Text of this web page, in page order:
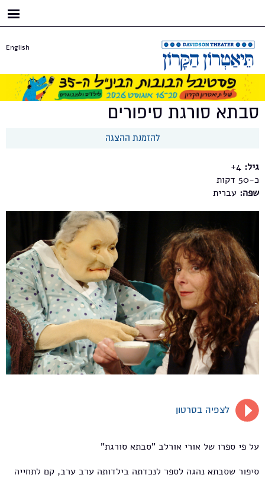
English
סבתא סורגת סיפורים
להזמנת ההצגה
גיל: 4+
כ-50
שפה: עברית
לצפיה בסרטון
על פי ספרו של אורי אורלב "סבתא סורגת"
סיפור שסבתא נהגה לספר לנכדתה בילדותה ערב ערב, קם לתחייה